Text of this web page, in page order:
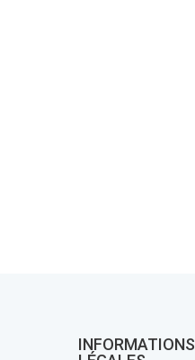
INFORMATIONS